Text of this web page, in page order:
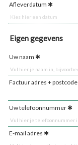
Afleverdatum
Eigen gegevens
Uw naam
Factuur adres + postcode
Uw telefoonnummer
E-mail adres